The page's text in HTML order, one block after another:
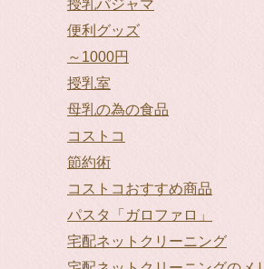
授乳パジャマ
便利グッズ
～1000円
授乳室
母乳の為の食品
コストコ
節約術
コストコおすすめ商品
パスタ「ガロファロ」
宅配ネットクリーニング